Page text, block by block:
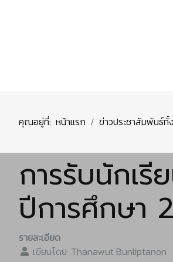
คุณอยู่ที่: หน้าแรก ข่าวประชาสัมพันธ์ทั้
การรับนักเรี
ปีการศึกษา
รายละเอียด
เขียนโดย: Thanawut Bunliptanon